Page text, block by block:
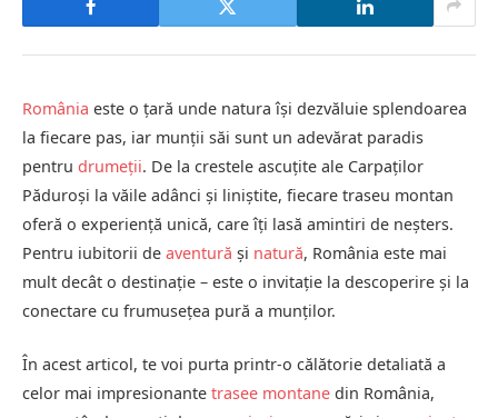
România este o țară unde natura își dezvăluie splendoarea
la fiecare pas, iar munții săi sunt un adevărat paradis
pentru drumeții. De la crestele ascuțite ale Carpaților
Păduroși la văile adânci și liniștite, fiecare traseu montan
oferă o experiență unică, care îți lasă amintiri de neșters.
Pentru iubitorii de aventură și natură, România este mai
mult decât o destinație – este o invitație la descoperire și la
conectare cu frumusețea pură a munților.
În acest articol, te voi purta printr-o călătorie detaliată a
celor mai impresionante trasee montane din România,